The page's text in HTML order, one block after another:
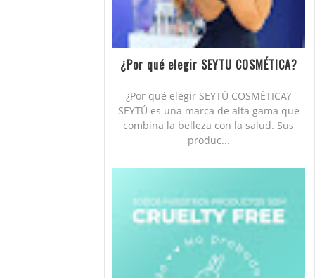
¿Por qué elegir SEYTU COSMÉTICA?
¿Por qué elegir SEYTÚ COSMÉTICA?
SEYTÚ es una marca de alta gama que
combina la belleza con la salud. Sus
produc...